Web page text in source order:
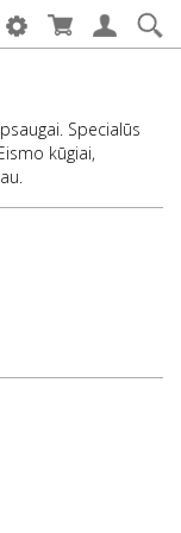
Specialūs
kūgiai,